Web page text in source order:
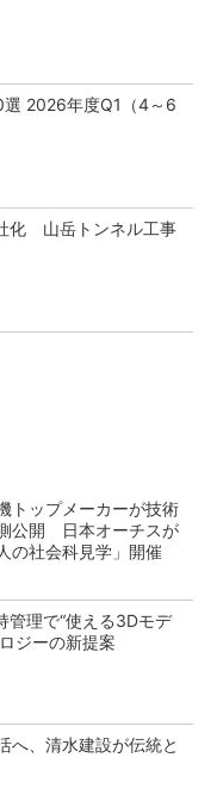
選 2026年度Q1（4～6
化 山岳トンネル工事
トップメーカーが技術
公開 日本オーチスが
の社会科見学」開催
管理で“使える3Dモデ
ジーの新提案
へ、清水建設が伝統と